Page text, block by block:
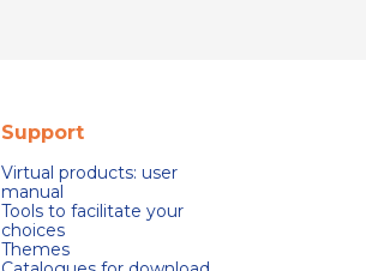
Support
Virtual products: user
manual
Tools to facilitate your
choices
Themes